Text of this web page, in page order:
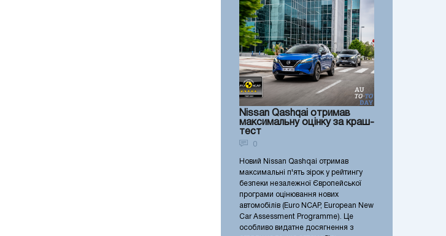
Nissan Qashqai отримав
максимальну оцінку за краш-
тест
0
Новий Nissan Qashqai отримав
максимальні п'ять зірок у рейтингу
безпеки незалежної Європейської
програми оцінювання нових
автомобілів (Euro NCAP, European New
Car Assessment Programme). Це
особливо видатне досягнення з